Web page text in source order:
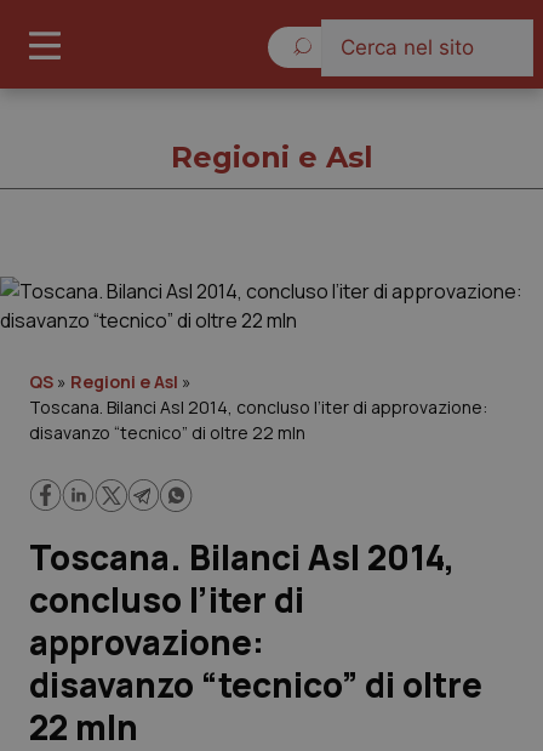
Governo e Parlamento
Regioni e Asl
Lavoro e Professioni
Scienza e Farmaci
Studi e Analisi
Lettere al direttore
Regioni e Asl
QS » Regioni e Asl »
Toscana. Bilanci Asl 2014, concluso l’iter di approvazione:
disavanzo “tecnico” di oltre 22 mln
Toscana. Bilanci Asl 2014,
concluso l’iter di
approvazione:
disavanzo “tecnico” di oltre
22 mln